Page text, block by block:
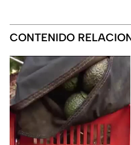
CONTENIDO